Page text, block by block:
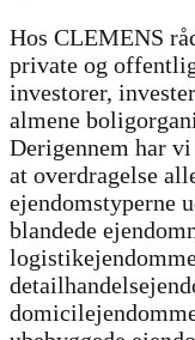
Hos CLEMENS
private og
investorer,
almene
Derigennem har
at overdragelse
ejendomstyperne
blandede